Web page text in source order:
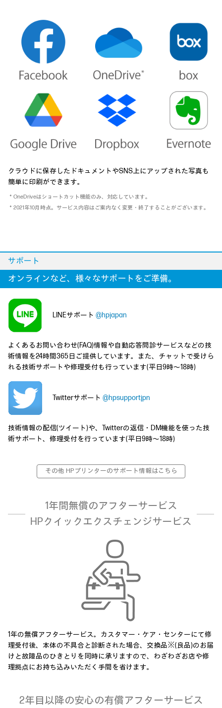
クラウドに保存したドキュメントやSNS上にアップされた写真も
簡単に印刷ができます。
＊OneDriveはショートカット機能のみ、対応しています。
＊2021年10月時点。サービス内容はご案内なく変更・終了することがございます。
サポート
オンラインなど、様々なサポートをご準備。
LINEサポート @hpjapan
よくあるお問い合わせ(FAQ)情報や自動応答問診サービスなどの技
術情報を24時間365日ご提供しています。また、チャットで受けら
れる技術サポートや修理受付も行っています(平日9時～18時)
Twitterサポート @hpsupportjpn
技術情報の配信(ツイート)や、Twitterの返信・DM機能を使った技
術サポート、修理受付を行っています(平日9時～18時)
その他 HPプリンターのサポート情報はこちら
1年間無償のアフターサービス
HPクイックエクスチェンジサービス
1年の無償アフターサービス。カスタマー・ケア・センターにて修
理受付後、本体の不具合と診断された場合、交換品※(良品)のお届
けと故障品のひきとりを同時に承りますので、わざわざお店や修
理拠点にお持ち込みいただく手間を省けます。
2年目以降の安心の有償アフターサービス